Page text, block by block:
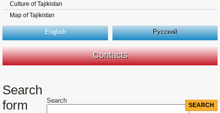
Culture of Tajikistan
Map of Tajikistan
English Русский
Contacts
Search
form
Search